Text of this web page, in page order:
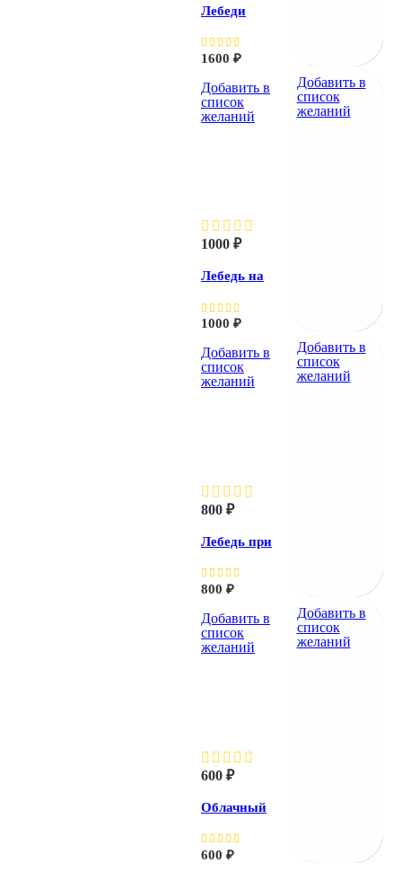
Лебеди
1600 ₽
Добавить в
список
желаний
1000 ₽
Лебедь на
1000 ₽
Добавить в
список
желаний
Добавить в
список
желаний
800 ₽
Лебедь при
800 ₽
Добавить в
список
желаний
Добавить в
список
желаний
600 ₽
Облачный
600 ₽
Добавить в
список
желаний